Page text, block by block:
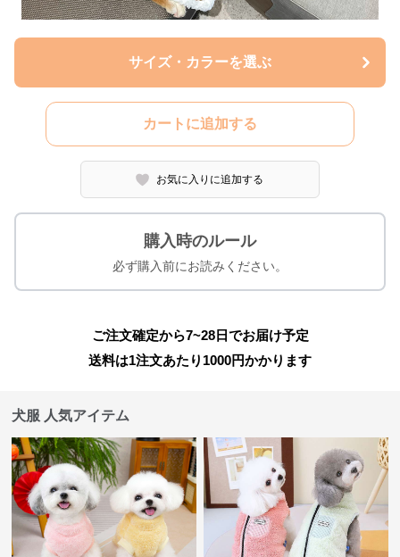
サイズ・カラーを選ぶ
カートに追加する
お気に入りに追加する
購入時のルール
必ず購入前にお読みください。
ご注文確定から7~28日でお届け予定
送料は1注文あたり 1000円かかります
犬服 人気アイテム